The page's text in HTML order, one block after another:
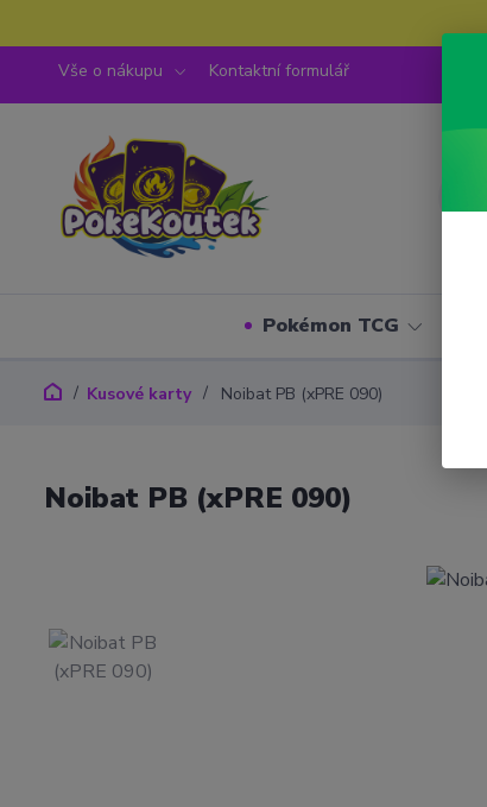
Vše o nákupu Kontaktní formulář
Pokémon TCG
Kusové karty Noibat PB (xPRE 090)
Noibat PB (xPRE 090)